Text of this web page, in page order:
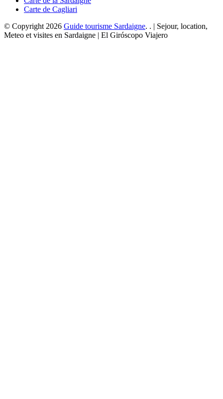
Carte de Cagliari
© Copyright 2026 Guide tourisme Sardaigne. . | Sejour, location,
Meteo et visites en Sardaigne | El Giróscopo Viajero